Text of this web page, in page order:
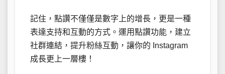
記住，點讚不僅僅是數字上的增長，更是一種
表達支持和互動的方式。運用點讚功能，建立
社群連結，提升粉絲互動，讓你的 Instagram
成長更上一層樓！